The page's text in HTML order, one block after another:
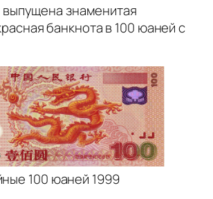
знаменитая
банкнота в 100 юаней с
100 юаней 1999